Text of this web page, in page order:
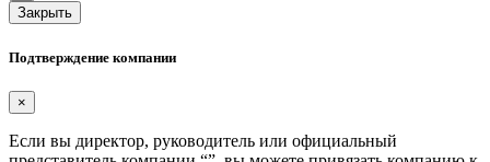
Закрыть
Подтверждение компании
×
Если вы директор, руководитель или официальный